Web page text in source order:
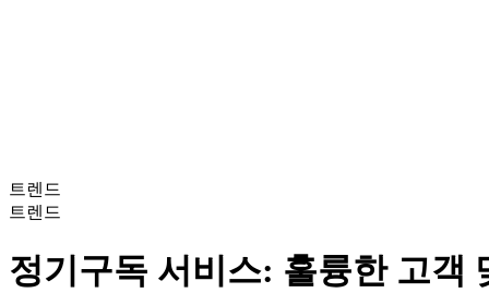
트렌드
트렌드
정기구독 서비스: 훌륭한 고객